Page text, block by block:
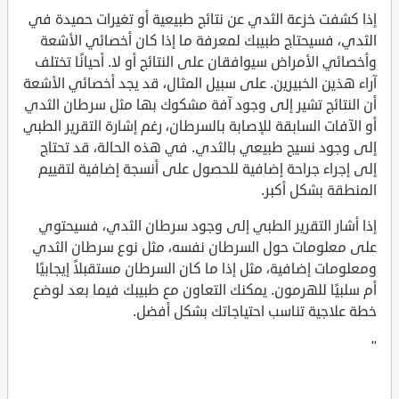
إذا كشفت خزعة الثدي عن نتائج طبيعية أو تغيرات حميدة في
الثدي، فسيحتاج طبيبك لمعرفة ما إذا كان أخصائي الأشعة
وأخصائي الأمراض سيوافقان على النتائج أو لا. أحيانًا تختلف
آراء هذين الخبيرين. على سبيل المثال، قد يجد أخصائي الأشعة
أن النتائج تشير إلى وجود آفة مشكوك بها مثل سرطان الثدي
أو الآفات السابقة للإصابة بالسرطان، رغم إشارة التقرير الطبي
إلى وجود نسيج طبيعي بالثدي. في هذه الحالة، قد تحتاج
إلى إجراء جراحة إضافية للحصول على أنسجة إضافية لتقييم
المنطقة بشكل أكبر.
إذا أشار التقرير الطبي إلى وجود سرطان الثدي، فسيحتوي
على معلومات حول السرطان نفسه، مثل نوع سرطان الثدي
ومعلومات إضافية، مثل إذا ما كان السرطان مستقبلاً إيجابيًا
أم سلبيًا للهرمون. يمكنك التعاون مع طبيبك فيما بعد لوضع
خطة علاجية تناسب احتياجاتك بشكل أفضل.
"